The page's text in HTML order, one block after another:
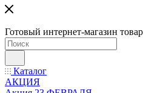
Готовый интернет-магазин
Каталог
АКЦИЯ